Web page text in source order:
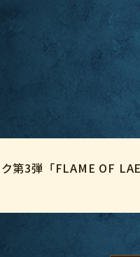
第3弾「FLAME OF